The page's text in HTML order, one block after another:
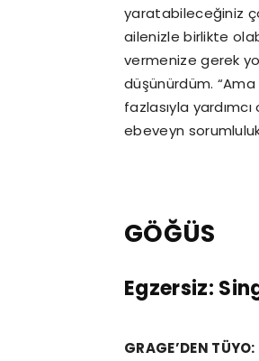
yaratabileceğiniz
ailenizle birlikte
vermenize gerek
düşünürdüm.
fazlasıyla
ebeveyn
GÖĞÜS
Egzersiz:
GRAGE’DEN TÜYO: